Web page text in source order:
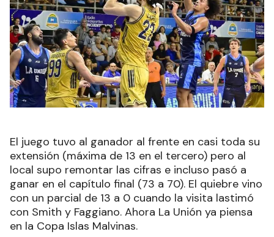
El juego tuvo al ganador al frente en casi toda su
extensión (máxima de 13 en el tercero) pero al
local supo remontar las cifras e incluso pasó a
ganar en el capítulo final (73 a 70). El quiebre vino
con un parcial de 13 a 0 cuando la visita lastimó
con Smith y Faggiano. Ahora La Unión ya piensa
en la Copa Islas Malvinas.